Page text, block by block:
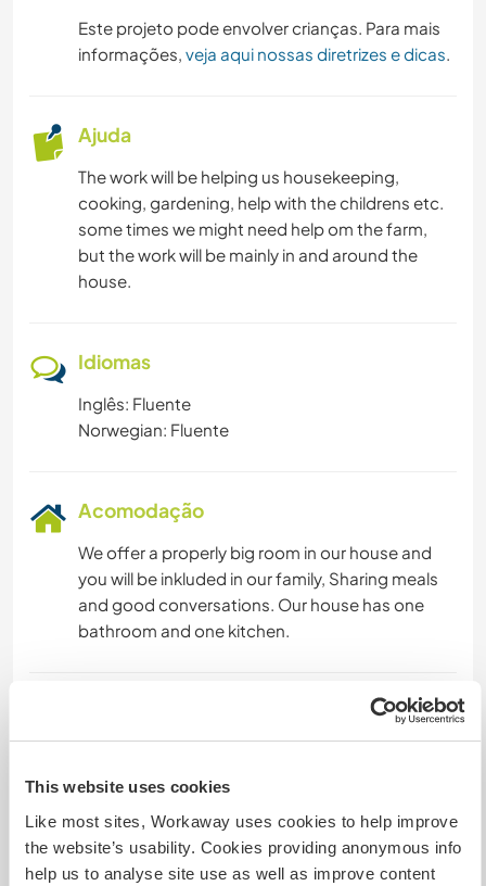
This website uses cookies
Like most sites, Workaway uses cookies to help improve
the website’s usability. Cookies providing anonymous info
help us to analyse site use as well as improve content
Este projeto pode envolver crianças. Para mais
informações, veja aqui nossas diretrizes e dicas.
Ajuda
The work will be helping us housekeeping,
cooking, gardening, help with the childrens etc.
some times we might need help om the farm,
but the work will be mainly in and around the
house.
Idiomas
Inglês: Fluente
Norwegian: Fluente
Acomodação
We offer a properly big room in our house and
you will be inkluded in our family, Sharing meals
and good conversations. Our house has one
bathroom and one kitchen.
offer help with transport the last kilometres to